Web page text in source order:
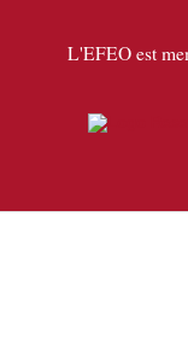
L'EFEO est